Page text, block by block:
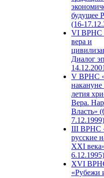
будущее
(16-
VI ВРНС
вера и
Диалог
V ВРНС
накануне
летия
Вера.
Власть»
7.12.1999)
III ВРНС
русские
XXI
6.12.1995)
XVI
«Рубежи